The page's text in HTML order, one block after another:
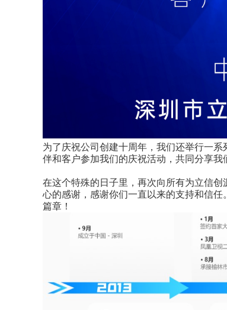
为了庆祝公司创建十周年，我们还举行一
伴和客户参加我们的庆祝活动，共同分享我
在这个特殊的日子里，再次向所有为立信
心的感谢，感谢你们一直以来的支持和信
篇章！